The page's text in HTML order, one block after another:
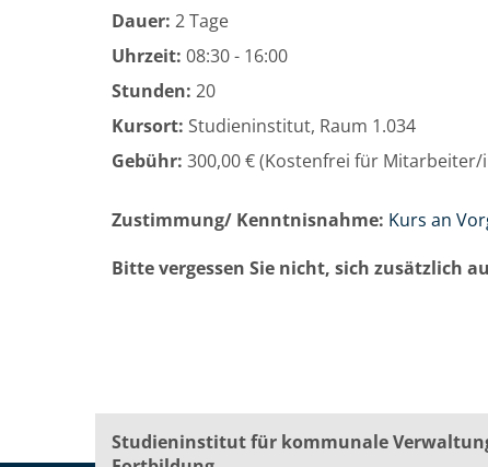
Dauer: 2 Tage
Uhrzeit: 08:30 - 16:00
Stunden: 20
Kursort: Studieninstitut, Raum 1.034
Gebühr: 300,00 € (Kostenfrei für Mitarbeiter/
Zustimmung/ Kenntnisnahme: Kurs an
Bitte vergessen Sie nicht, sich zusätzlich
Studieninstitut für kommunale